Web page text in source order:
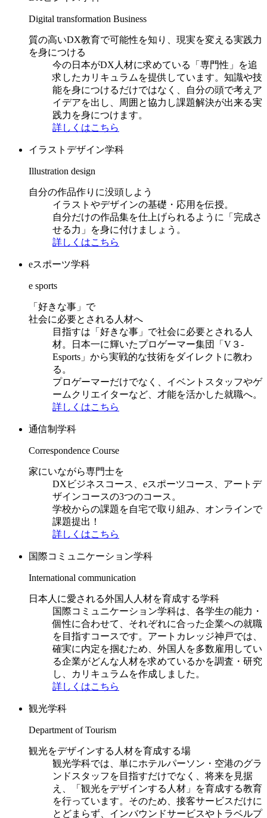
Digital transformation Business
質の高いDX教育で可能性を知り、現実を変える実践力
を身につける
今の日本がDX人材に求めている「専門性」を追
求したカリキュラムを提供しています。知識や技
能を身につけるだけではなく、自分の頭で考えア
イデアを出し、周囲と協力し課題解決が出来る実
践力を身につけます。
詳しくはこちら
イラストデザイン学科
Illustration design
自分の作品作りに没頭しよう
イラストやデザインの基礎・応用を伝授。
自分だけの作品集を仕上げられるように「完成さ
せる力」を身に付けましょう。
詳しくはこちら
eスポーツ学科
e sports
「好きな事」で
社会に必要とされる人材へ
目指すは「好きな事」で社会に必要とされる人
材。日本一に輝いたプロゲーマー集団「V３-
Esports」から実戦的な技術をダイレクトに教わ
る。
プロゲーマーだけでなく、イベントスタッフやゲ
ームクリエイターなど、才能を活かした就職へ。
詳しくはこちら
通信制学科
Correspondence Course
家にいながら専門士を
DXビジネスコース、eスポーツコース、アートデ
ザインコースの3つのコース。
学校からの課題を自宅で取り組み、オンラインで
課題提出！
詳しくはこちら
国際コミュニケーション学科
International communication
日本人に愛される外国人人材を育成する学科
国際コミュニケーション学科は、各学生の能力・
個性に合わせて、それぞれに合った企業への就職
を目指すコースです。アートカレッジ神戸では、
確実に内定を掴むため、外国人を多数雇用してい
る企業がどんな人材を求めているかを調査・研究
し、カリキュラムを作成しました。
詳しくはこちら
観光学科
Department of Tourism
観光をデザインする人材を育成する場
観光学科では、単にホテルパーソン・空港のグラ
ンドスタッフを目指すだけでなく、将来を見据
え、「観光をデザインする人材」を育成する教育
を行っています。そのため、接客サービスだけに
とどまらず、インバウンドサービスやトラベルプ